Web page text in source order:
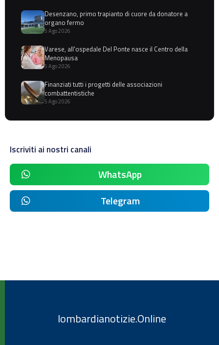
Desenzano, primo trapianto di cuore da donatore a
organo fermo
5 Ago 2026
Varese, all'ospedale Del Ponte nasce il Centro della
Menopausa
5 Ago 2026
Finanziati tutti i progetti delle associazioni
combattentistiche
5 Ago 2026
Iscriviti ai nostri canali
WhatsApp
Telegram
lombardianotizie.Online